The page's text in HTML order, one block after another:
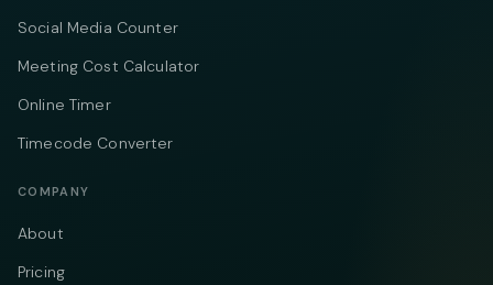
Social Media Counter
Meeting Cost Calculator
Online Timer
Timecode Converter
COMPANY
About
Pricing